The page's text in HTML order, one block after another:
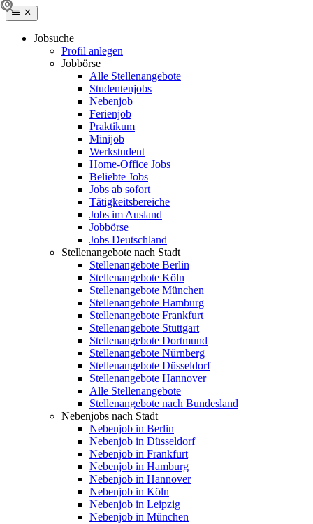
Jobsuche
Profil anlegen
Jobbörse
Alle Stellenangebote
Studentenjobs
Nebenjob
Ferienjob
Praktikum
Minijob
Werkstudent
Home-Office Jobs
Beliebte Jobs
Jobs ab sofort
Tätigkeitsbereiche
Jobs im Ausland
Jobbörse
Jobs Deutschland
Stellenangebote nach Stadt
Stellenangebote Berlin
Stellenangebote Köln
Stellenangebote München
Stellenangebote Hamburg
Stellenangebote Frankfurt
Stellenangebote Stuttgart
Stellenangebote Dortmund
Stellenangebote Nürnberg
Stellenangebote Düsseldorf
Stellenangebote Hannover
Alle Stellenangebote
Stellenangebote nach Bundesland
Nebenjobs nach Stadt
Nebenjob in Berlin
Nebenjob in Düsseldorf
Nebenjob in Frankfurt
Nebenjob in Hamburg
Nebenjob in Hannover
Nebenjob in Köln
Nebenjob in Leipzig
Nebenjob in München